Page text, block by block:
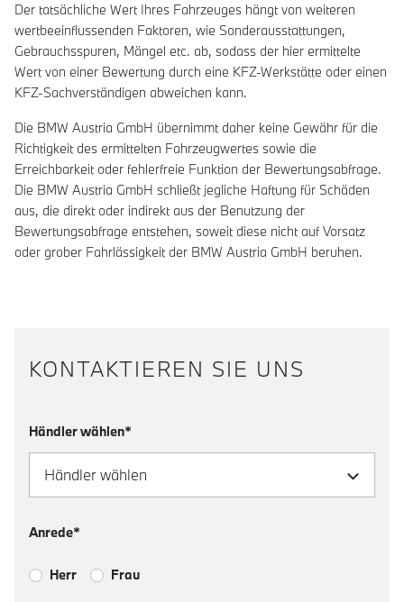
Der tatsächliche Wert Ihres Fahrzeuges hängt von weiteren
wertbeeinflussenden Faktoren, wie Sonderausstattungen,
Gebrauchsspuren, Mängel etc. ab, sodass der hier ermittelte
Wert von einer Bewertung durch eine KFZ-Werkstätte oder einen
KFZ-Sachverständigen abweichen kann.
Die BMW Austria GmbH übernimmt daher keine Gewähr für die
Richtigkeit des ermittelten Fahrzeugwertes sowie die
Erreichbarkeit oder fehlerfreie Funktion der Bewertungsabfrage.
Die BMW Austria GmbH schließt jegliche Haftung für Schäden
aus, die direkt oder indirekt aus der Benutzung der
Bewertungsabfrage entstehen, soweit diese nicht auf Vorsatz
oder grober Fahrlässigkeit der BMW Austria GmbH beruhen.
KONTAKTIEREN SIE UNS
Händler wählen*
Anrede*
Herr Frau